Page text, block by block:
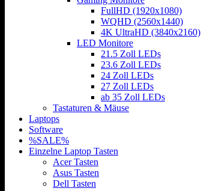
FullHD (1920x1080)
WQHD (2560x1440)
4K UltraHD (3840x2160)
LED Monitore
21.5 Zoll LEDs
23.6 Zoll LEDs
24 Zoll LEDs
27 Zoll LEDs
ab 35 Zoll LEDs
Tastaturen & Mäuse
Laptops
Software
%SALE%
Einzelne Laptop Tasten
Acer Tasten
Asus Tasten
Dell Tasten